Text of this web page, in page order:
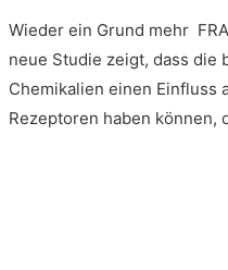
Wieder ein Grund mehr
neue Studie zeigt, dass die
Chemikalien einen Einfluss
Rezeptoren haben können,